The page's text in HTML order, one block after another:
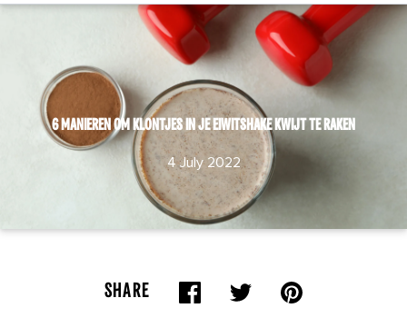
6 MANIEREN OM KLONTJES IN JE EIWITSHAKE KWIJT TE RAKEN
4 July 2022
SHARE